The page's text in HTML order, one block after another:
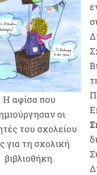
Η αφίσα που
οι
του σχολείου
για τη σχολική
βιβλιοθήκη.